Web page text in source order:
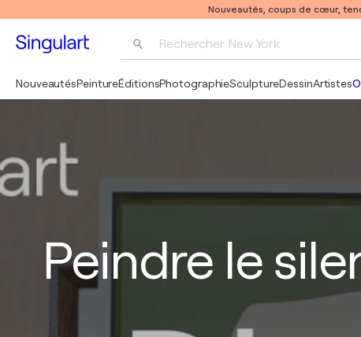
Nouveautés, coups de cœur,
Rechercher New York
NouveautésPeintureÉditionsPhotographieSculptureDessinArtistes
Peindre le